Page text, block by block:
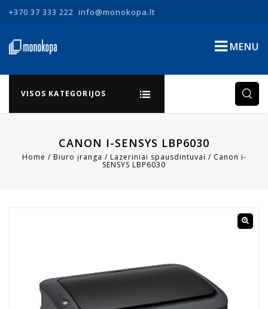
+370 37 333 222 info@monokopa.lt
MENU
VISOS KATEGORIJOS
CANON I-SENSYS LBP6030
Home / Biuro įranga / Lazeriniai spausdintuvai / Canon i-
SENSYS LBP6030